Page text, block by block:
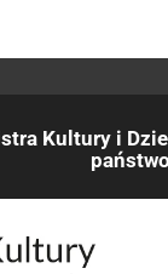
Kultury i